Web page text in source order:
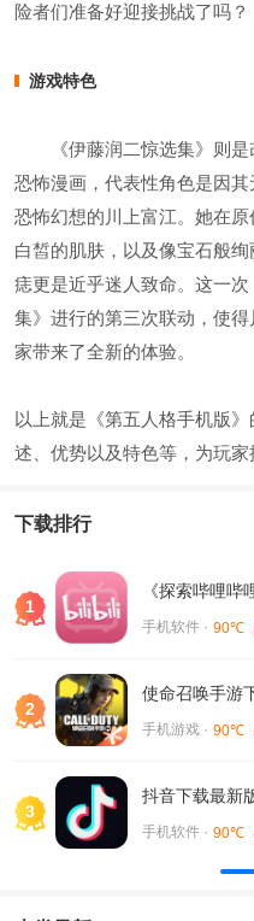
险者们准备好迎接挑战了吗？
游戏特色
《伊藤润二惊选集》则是
恐怖漫画，代表性角色是因
恐怖幻想的川上富江。她在原
白皙的肌肤，以及像宝石般
痣更是近乎迷人致命。这一
集》进行的第三次联动，使
家带来了全新的体验。
以上就是《第五人格手机版
述、优势以及特色等，为玩家
下载排行
1
《探索哔哩哔
手机软件 · 90℃
2
使命召唤手游
手机游戏 · 90℃
3
抖音下载最新
手机软件 · 90℃